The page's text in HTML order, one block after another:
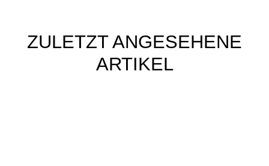
ZULETZT ANGESEHENE
ARTIKEL